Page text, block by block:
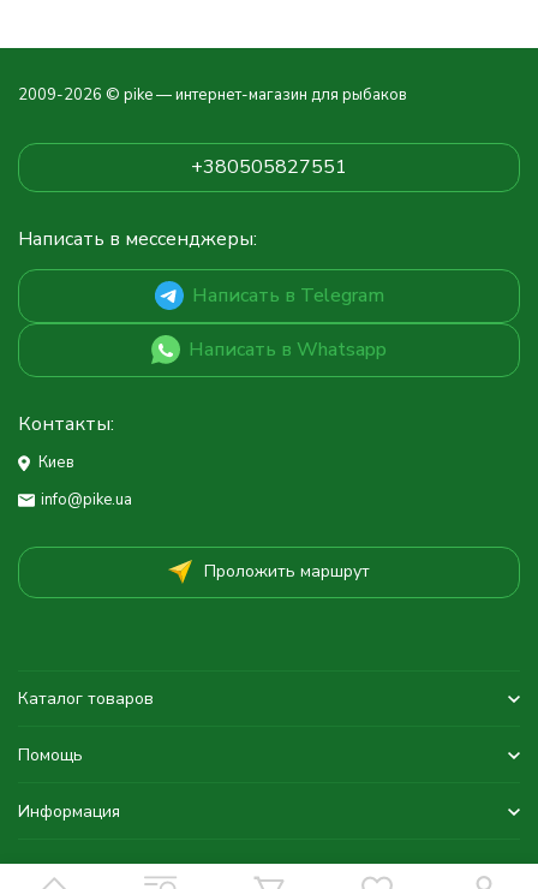
2009-2026 © pike — интернет-магазин для рыбаков
+380505827551
Написать в мессенджеры:
Написать в Telegram
Написать в Whatsapp
Контакты:
Киев
info@pike.ua
Проложить маршрут
Каталог товаров
Помощь
Информация